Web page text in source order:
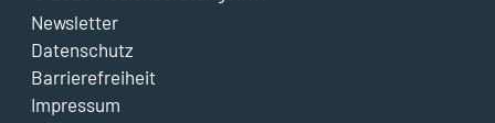
Newsletter
Datenschutz
Barrierefreiheit
Impressum